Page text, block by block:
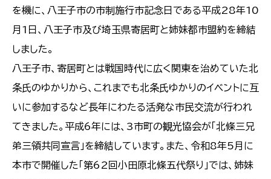
を機に、八王子市の市制施行市記念日である平成28年10
月1日、八王子市及び埼玉県寄居町と姉妹都市盟約を締結
しました。
八王子市、寄居町とは戦国時代に広く関東を治めていた北
条氏のゆかりから、これまでも北条氏ゆかりのイベントに互
いに参加するなど長年にわたる活発な市民交流が行われ
てきました。平成6年には、3市町の観光協会が「北條三兄
弟三領共同宣言」を締結しています。また、令和8年5月に
本市で開催した「第62回小田原北條五代祭り」では、姉妹